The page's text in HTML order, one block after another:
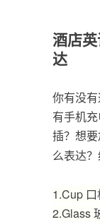
酒店
达
你有没
有手机
插？想
么表达
1.Cup
2.Glass